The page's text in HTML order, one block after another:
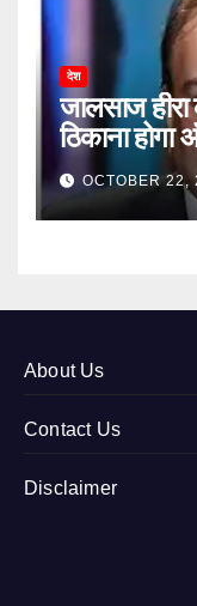
देश
जालसाज हीरा
ठिकाना
12OCTOBER 22,
About Us
Contact Us
Disclaimer